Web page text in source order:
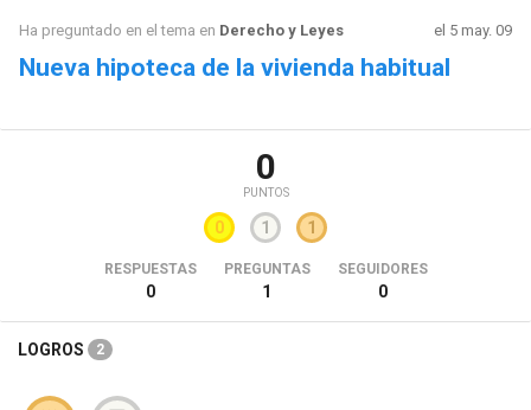
Ha preguntado en el tema en Derecho y Leyes el 5 may. 09
Nueva hipoteca de la vivienda habitual
0
PUNTOS
0 1 1
RESPUESTAS
0
PREGUNTAS
1
SEGUIDORES
0
LOGROS 2